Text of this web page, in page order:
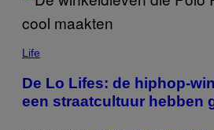
Life
De Lo Lifes: de hiphop-
een straatcultuur hebben